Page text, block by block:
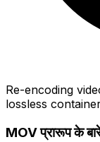
Re-encoding
lossless
MOV प्रारूप के